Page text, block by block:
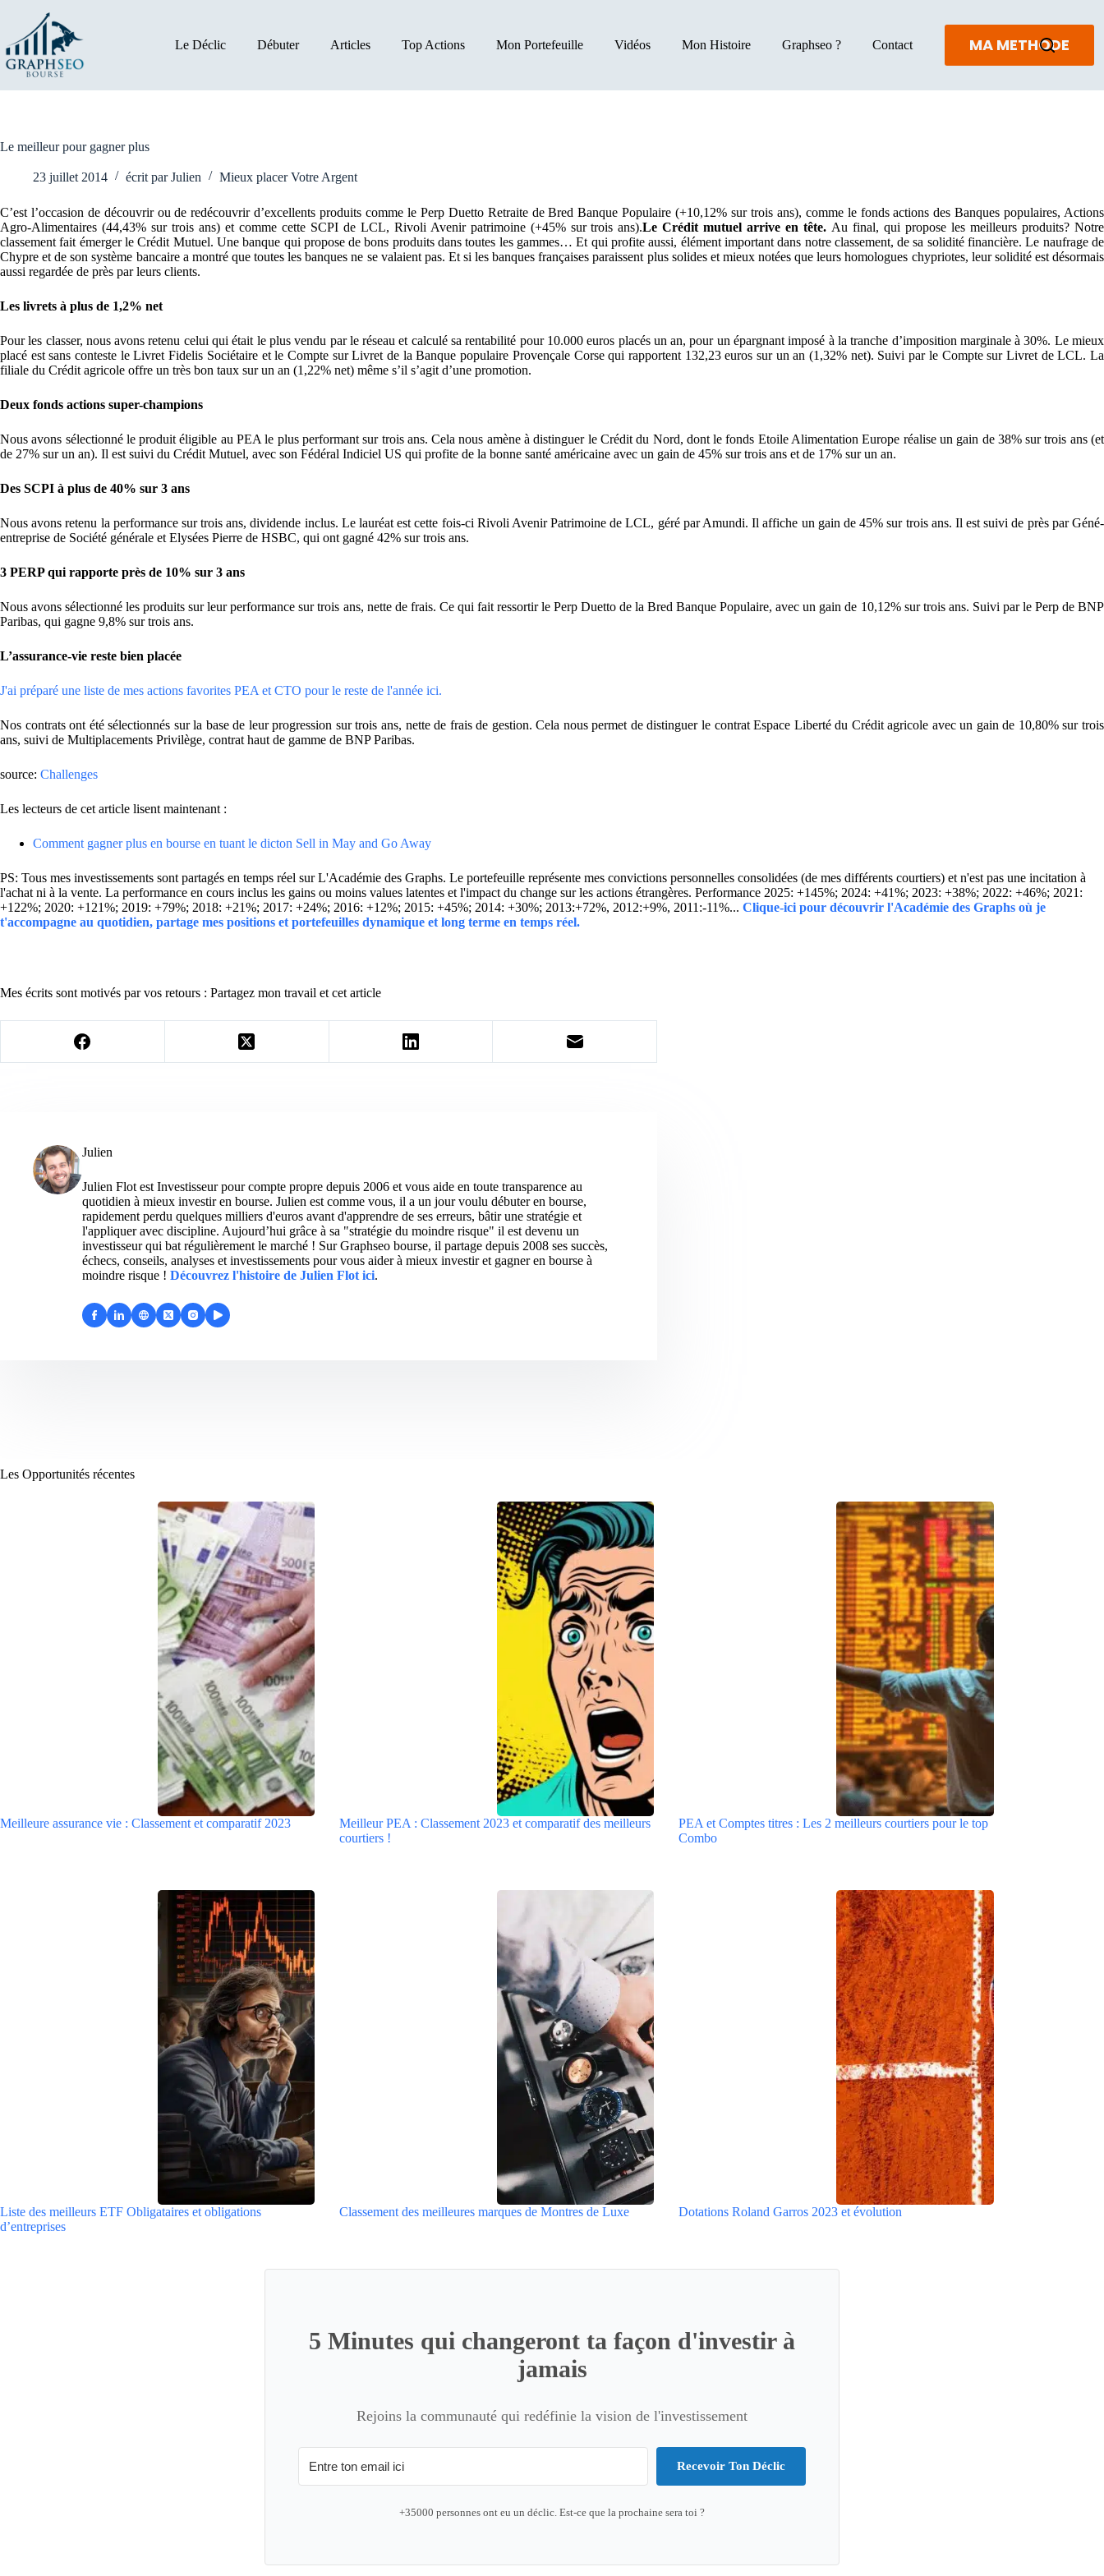
contenu
Le Déclic Débuter Articles Top Actions Mon Portefeuille Vidéos Mon Histoire Graphseo ? Contact MA METHODE
Le meilleur pour gagner plus
23 juillet 2014 écrit par Julien Mieux placer Votre Argent
C’est l’occasion de découvrir ou de redécouvrir d’excellents produits comme le Perp Duetto Retraite de Bred Banque Populaire (+10,12% sur trois ans), comme le fonds actions des Banques populaires, Actions
Agro-Alimentaires (44,43% sur trois ans) et comme cette SCPI de LCL, Rivoli Avenir patrimoine (+45% sur trois ans).Le Crédit mutuel arrive en tête. Au final, qui propose les meilleurs produits? Notre
classement fait émerger le Crédit Mutuel. Une banque qui propose de bons produits dans toutes les gammes… Et qui profite aussi, élément important dans notre classement, de sa solidité financière. Le naufrage de
Chypre et de son système bancaire a montré que toutes les banques ne se valaient pas. Et si les banques françaises paraissent plus solides et mieux notées que leurs homologues chypriotes, leur solidité est désormais
aussi regardée de près par leurs clients.
Les livrets à plus de 1,2% net
Pour les classer, nous avons retenu celui qui était le plus vendu par le réseau et calculé sa rentabilité pour 10.000 euros placés un an, pour un épargnant imposé à la tranche d’imposition marginale à 30%. Le mieux
placé est sans conteste le Livret Fidelis Sociétaire et le Compte sur Livret de la Banque populaire Provençale Corse qui rapportent 132,23 euros sur un an (1,32% net). Suivi par le Compte sur Livret de LCL. La
filiale du Crédit agricole offre un très bon taux sur un an (1,22% net) même s’il s’agit d’une promotion.
Deux fonds actions super-champions
Nous avons sélectionné le produit éligible au PEA le plus performant sur trois ans. Cela nous amène à distinguer le Crédit du Nord, dont le fonds Etoile Alimentation Europe réalise un gain de 38% sur trois ans (et
de 27% sur un an). Il est suivi du Crédit Mutuel, avec son Fédéral Indiciel US qui profite de la bonne santé américaine avec un gain de 45% sur trois ans et de 17% sur un an.
Des SCPI à plus de 40% sur 3 ans
Nous avons retenu la performance sur trois ans, dividende inclus. Le lauréat est cette fois-ci Rivoli Avenir Patrimoine de LCL, géré par Amundi. Il affiche un gain de 45% sur trois ans. Il est suivi de près par Géné-
entreprise de Société générale et Elysées Pierre de HSBC, qui ont gagné 42% sur trois ans.
3 PERP qui rapporte près de 10% sur 3 ans
Nous avons sélectionné les produits sur leur performance sur trois ans, nette de frais. Ce qui fait ressortir le Perp Duetto de la Bred Banque Populaire, avec un gain de 10,12% sur trois ans. Suivi par le Perp de BNP
Paribas, qui gagne 9,8% sur trois ans.
L’assurance-vie reste bien placée
J'ai préparé une liste de mes actions favorites PEA et CTO pour le reste de l'année ici.
Nos contrats ont été sélectionnés sur la base de leur progression sur trois ans, nette de frais de gestion. Cela nous permet de distinguer le contrat Espace Liberté du Crédit agricole avec un gain de 10,80% sur trois
ans, suivi de Multiplacements Privilège, contrat haut de gamme de BNP Paribas.
source: Challenges
Les lecteurs de cet article lisent maintenant :
Comment gagner plus en bourse en tuant le dicton Sell in May and Go Away
PS: Tous mes investissements sont partagés en temps réel sur L'Académie des Graphs. Le portefeuille représente mes convictions personnelles consolidées (de mes différents courtiers) et n'est pas une incitation à
l'achat ni à la vente. La performance en cours inclus les gains ou moins values latentes et l'impact du change sur les actions étrangères. Performance 2025: +145%; 2024: +41%; 2023: +38%; 2022: +46%; 2021:
+122%; 2020: +121%; 2019: +79%; 2018: +21%; 2017: +24%; 2016: +12%; 2015: +45%; 2014: +30%; 2013:+72%, 2012:+9%, 2011:-11%... Clique-ici pour découvrir l'Académie des Graphs où je
t'accompagne au quotidien, partage mes positions et portefeuilles dynamique et long terme en temps réel.
Mes écrits sont motivés par vos retours : Partagez mon travail et cet article
Julien
Julien Flot est Investisseur pour compte propre depuis 2006 et vous aide en toute transparence au
quotidien à mieux investir en bourse. Julien est comme vous, il a un jour voulu débuter en bourse,
rapidement perdu quelques milliers d'euros avant d'apprendre de ses erreurs, bâtir une stratégie et
l'appliquer avec discipline. Aujourd’hui grâce à sa "stratégie du moindre risque" il est devenu un
investisseur qui bat régulièrement le marché ! Sur Graphseo bourse, il partage depuis 2008 ses succès,
échecs, conseils, analyses et investissements pour vous aider à mieux investir et gagner en bourse à
moindre risque ! Découvrez l'histoire de Julien Flot ici.
Les Opportunités récentes
Meilleure assurance vie : Classement et comparatif 2023
Meilleur PEA : Classement 2023 et comparatif des meilleurs
courtiers !
PEA et Comptes titres : Les 2 meilleurs courtiers pour le top
Combo
Liste des meilleurs ETF Obligataires et obligations
d’entreprises
Classement des meilleures marques de Montres de Luxe Dotations Roland Garros 2023 et évolution
5 Minutes qui changeront ta façon d'investir à
jamais
Rejoins la communauté qui redéfinie la vision de l'investissement
Recevoir Ton Déclic
+35000 personnes ont eu un déclic. Est-ce que la prochaine sera toi ?